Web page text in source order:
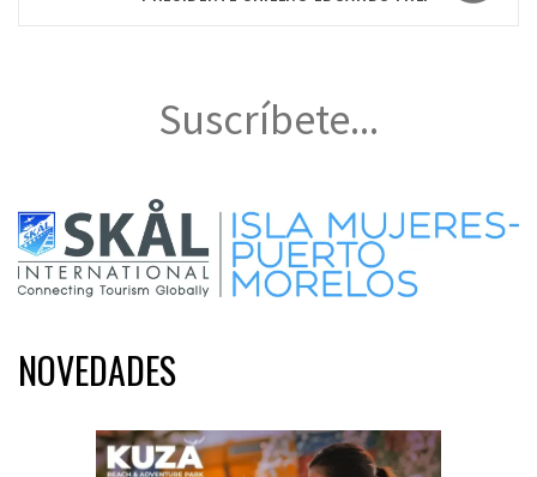
Suscríbete...
NOVEDADES